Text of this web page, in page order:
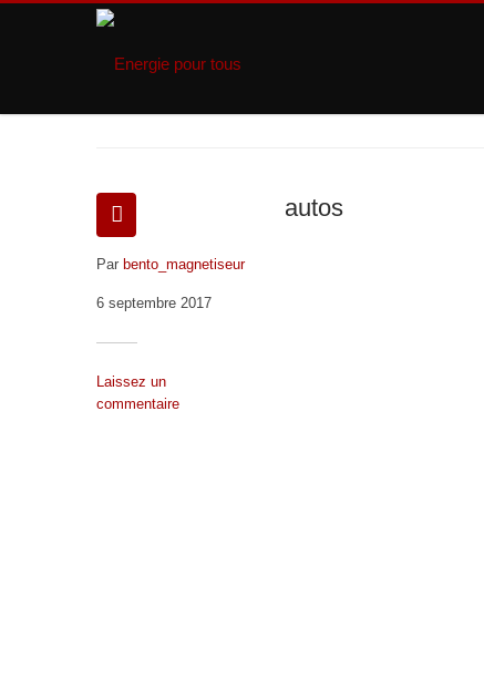
autos
Par bento_magnetiseur
6 septembre 2017
Laissez un
commentaire